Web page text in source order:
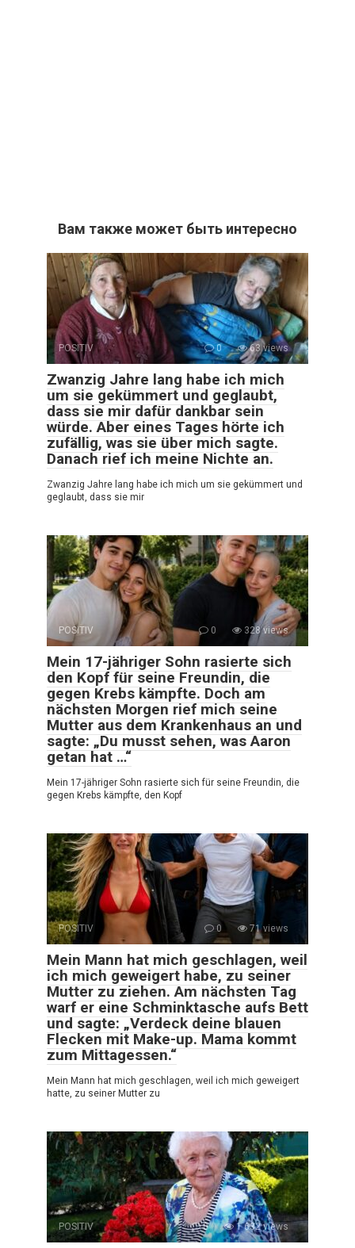
Вам также может быть интересно
POSITIV 0 63 views
Zwanzig Jahre lang habe ich mich
um sie gekümmert und geglaubt,
dass sie mir dafür dankbar sein
würde. Aber eines Tages hörte ich
zufällig, was sie über mich sagte.
Danach rief ich meine Nichte an.
Zwanzig Jahre lang habe ich mich um sie gekümmert und
geglaubt, dass sie mir
POSITIV 0 328 views
Mein 17-jähriger Sohn rasierte sich
den Kopf für seine Freundin, die
gegen Krebs kämpfte. Doch am
nächsten Morgen rief mich seine
Mutter aus dem Krankenhaus an und
sagte: „Du musst sehen, was Aaron
getan hat …“
Mein 17-jähriger Sohn rasierte sich für seine Freundin, die
gegen Krebs kämpfte, den Kopf
POSITIV 0 71 views
Mein Mann hat mich geschlagen, weil
ich mich geweigert habe, zu seiner
Mutter zu ziehen. Am nächsten Tag
warf er eine Schminktasche aufs Bett
und sagte: „Verdeck deine blauen
Flecken mit Make-up. Mama kommt
zum Mittagessen.“
Mein Mann hat mich geschlagen, weil ich mich geweigert
hatte, zu seiner Mutter zu
POSITIV 0 1 632 views